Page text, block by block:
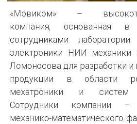
«Мовиком» –
компания, основанная
сотрудниками
электроники НИИ
Ломоносова для разработки и
продукции в области
мехатроники и систем
Сотрудники компании –
механико-математического